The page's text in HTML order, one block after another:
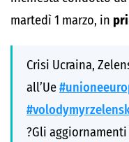
martedì 1 marzo, in
Crisi Ucraina,
all’Ue
?Gli